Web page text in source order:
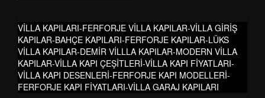
VİLLA KAPILARI-FERFORJE VİLLA KAPILAR-VİLLA GİRİŞ
KAPILAR-BAHÇE KAPILARI-FERFORJE KAPILAR-LÜKS
VİLLA KAPILAR-DEMİR VİLLLA KAPILAR-MODERN VİLLA
KAPILAR-VİLLA KAPI ÇEŞİTLERİ-VİLLA KAPI FİYATLARI-
VİLLA KAPI DESENLERİ-FERFORJE KAPI MODELLERİ-
FERFORJE KAPI FİYATLARI-VİLLA GARAJ KAPILARI